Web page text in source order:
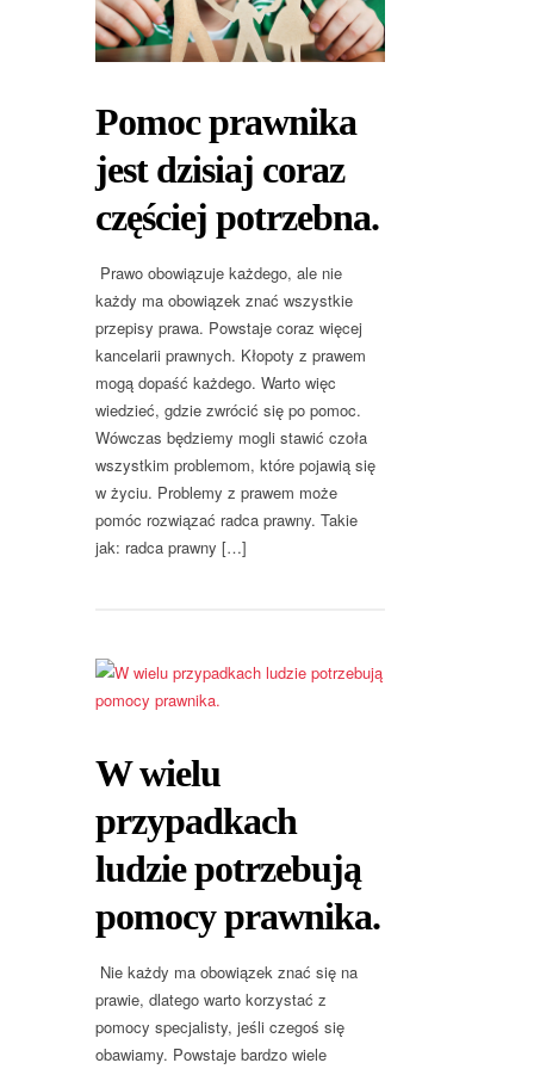
Pomoc prawnika
jest dzisiaj coraz
częściej potrzebna.
Prawo obowiązuje każdego, ale nie
każdy ma obowiązek znać wszystkie
przepisy prawa. Powstaje coraz więcej
kancelarii prawnych. Kłopoty z prawem
mogą dopaść każdego. Warto więc
wiedzieć, gdzie zwrócić się po pomoc.
Wówczas będziemy mogli stawić czoła
wszystkim problemom, które pojawią się
w życiu. Problemy z prawem może
pomóc rozwiązać radca prawny. Takie
jak: radca prawny […]
W wielu
przypadkach
ludzie potrzebują
pomocy prawnika.
Nie każdy ma obowiązek znać się na
prawie, dlatego warto korzystać z
pomocy specjalisty, jeśli czegoś się
obawiamy. Powstaje bardzo wiele